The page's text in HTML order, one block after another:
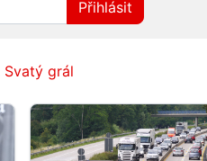
Přihlásit
Svatý grál